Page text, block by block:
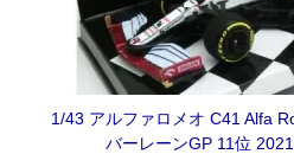
1/43 アルファロメオ C41 Alfa
バーレーンGP 11位